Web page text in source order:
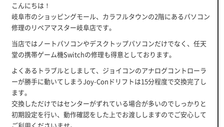
こんにちは！
岐阜市のショッピングモール、カラフルタウンの2階にあるパソコン
修理のリペアマスター岐阜店です。
当店ではノートパソコンやデスクトップパソコンだけでなく、任天
堂の携帯ゲーム機Switchの修理も得意としております。
よくあるトラブルとしまして、ジョイコンのアナログコントローラ
ーが勝手に動いてしまうJoy-Conドリフトは15分程度で交換完了し
ます。
交換しただけではセンターがずれている場合が多いのでしっかりと
初期設定を行い、動作確認をした上でお渡ししますのでご安心して